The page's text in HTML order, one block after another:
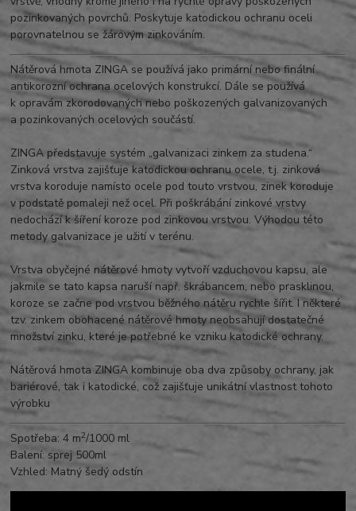
pozinkovaných povrchů. Poskytuje katodickou ochranu oceli
porovnatelnou se žárovým zinkováním.
Nátěrová hmota ZINGA se používá jako primární nebo finální
antikorozní ochrana ocelových konstrukcí. Dále se používá
k opravám zkorodovaných nebo poškozených galvanizovaných
a pozinkovaných ocelových součástí.
ZINGA představuje systém „galvanizaci zinkem za studena.“
Zinková vrstva zajišťuje katodickou ochranu ocele, t.j. zinková
vrstva koroduje namísto ocele pod touto vrstvou, zinek koroduje
v podstatě pomaleji než ocel. Při poškrábání zinkové vrstvy
nedochází k šíření koroze pod zinkovou vrstvou. Výhodou této
metody galvanizace je užití v terénu.
Vrstva obyčejné nátěrové hmoty vytvoří vzduchovou kapsu, ale
jakmile se tato kapsa naruší např. škrábancem, nebo prasklinou,
koroze se začne pod vrstvou běžného nátěru rychle šířit. I některé
tzv. zinkem obohacené nátěrové hmoty neobsahují dostatečné
množství zinku, které je potřebné ke vzniku katodické ochrany.
Nátěrová hmota ZINGA kombinuje oba dva způsoby ochrany, jak
bariérové, tak i katodické, což zajišťuje unikátní vlastnost tohoto
výrobku
Spotřeba: 4 m2/1000 ml
Balení: sprej 500ml
Vzhled: Matný šedý odstín